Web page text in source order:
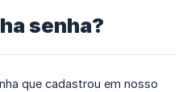
senha?
que cadastrou em nosso